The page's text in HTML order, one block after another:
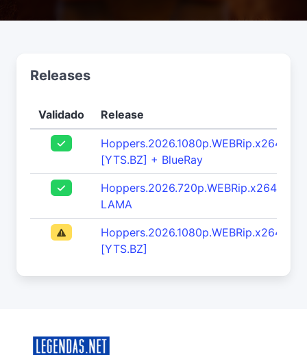
Releases
Validado Release
[YTS.BZ] + BlueRay
Hoppers.2026.720p.WEBRip.x264.AAC-
LAMA
[YTS.BZ]